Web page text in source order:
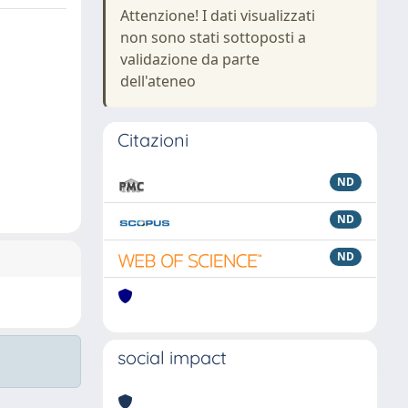
Attenzione! I dati visualizzati
non sono stati sottoposti a
validazione da parte
dell'ateneo
Citazioni
ND
ND
ND
social impact